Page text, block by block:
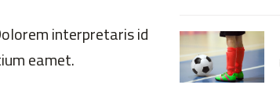
interpretaris id
eamet.